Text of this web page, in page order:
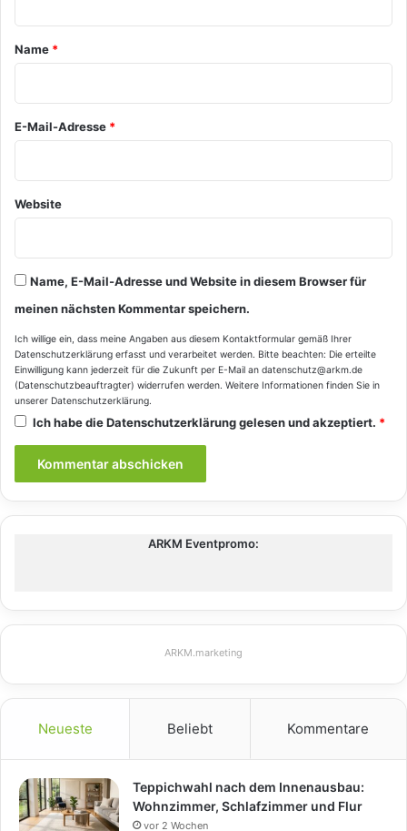
a
*
Name *
E-Mail-Adresse *
Website
Name, E-Mail-Adresse und Website in diesem Browser für
meinen nächsten Kommentar speichern.
Ich willige ein, dass meine Angaben aus diesem Kontaktformular gemäß Ihrer
Datenschutzerklärung erfasst und verarbeitet werden. Bitte beachten: Die erteilte
Einwilligung kann jederzeit für die Zukunft per E-Mail an datenschutz@arkm.de
(Datenschutzbeauftragter) widerrufen werden. Weitere Informationen finden Sie in
unserer Datenschutzerklärung.
Ich habe dieDatenschutzerklärunggelesen und akzeptiert. *
ARKM Eventpromo:
ARKM.marketing
Neueste Beliebt Kommentare
Teppichwahl nach dem Innenausbau:
Wohnzimmer, Schlafzimmer und Flur
vor 2 Wochen